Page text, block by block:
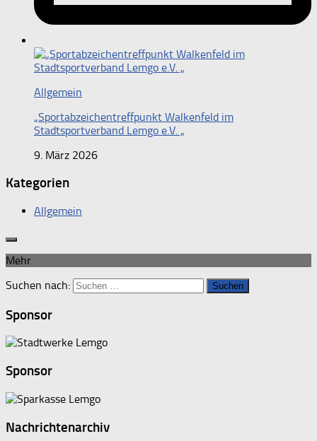
Allgemein
„Sportabzeichentreffpunkt Walkenfeld im
Stadtsportverband Lemgo e.V. „
9. März 2026
Kategorien
Allgemein
Mehr
Suchen nach:
Sponsor
Sponsor
Nachrichtenarchiv